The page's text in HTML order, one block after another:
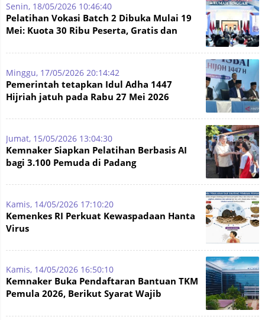
Senin, 18/05/2026 10:46:40
Pelatihan Vokasi Batch 2 Dibuka Mulai 19
Mei: Kuota 30 Ribu Peserta, Gratis dan
Minggu, 17/05/2026 20:14:42
Pemerintah tetapkan Idul Adha 1447
Hijriah jatuh pada Rabu 27 Mei 2026
Jumat, 15/05/2026 13:04:30
Kemnaker Siapkan Pelatihan Berbasis AI
bagi 3.100 Pemuda di Padang
Kamis, 14/05/2026 17:10:20
Kemenkes RI Perkuat Kewaspadaan Hanta
Virus
Kamis, 14/05/2026 16:50:10
Kemnaker Buka Pendaftaran Bantuan TKM
Pemula 2026, Berikut Syarat Wajib